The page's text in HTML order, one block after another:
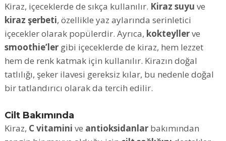
Kiraz, içeceklerde de sıkça kullanılır. Kiraz suyu ve
kiraz şerbeti, özellikle yaz aylarında serinletici
içecekler olarak popülerdir. Ayrıca, kokteyllerve
smoothie’ler gibi içeceklerde de kiraz, hem lezzet
hem de renk katmak için kullanılır. Kirazın doğal
tatlılığı, şeker ilavesi gereksiz kılar, bu nedenle doğal
bir tatlandırıcı olarak da tercih edilir.
Cilt Bakımında
Kiraz, C vitamini ve antioksidanlar bakımından